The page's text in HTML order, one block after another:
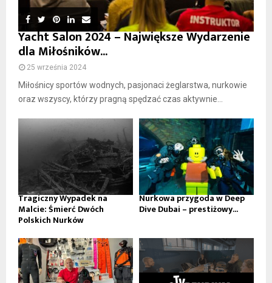
Yacht Salon 2024 – Największe Wydarzenie
dla Miłośników...
25 września 2024
Miłośnicy sportów wodnych, pasjonaci żeglarstwa, nurkowie
oraz wszyscy, którzy pragną spędzać czas aktywnie...
Tragiczny Wypadek na
Malcie: Śmierć Dwóch
Polskich Nurków
Nurkowa przygoda w Deep
Dive Dubai – prestiżowy...